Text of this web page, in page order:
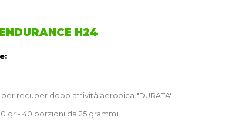
H24
recuper dopo attività aerobica "DURATA"
gr - 40 porzioni da 25 grammi